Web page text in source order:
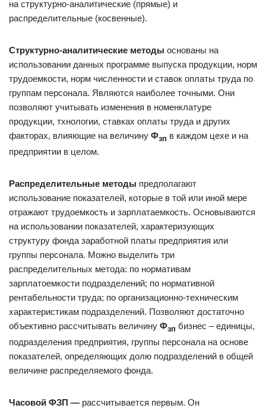
на структурно-аналитические (прямые) и
распределительные (косвенные).
Структурно-аналитические методы основаны на
использовании данных программе выпуска продукции, норм
трудоемкости, норм численности и ставок оплаты труда по
группам персонала. Являются наиболее точными. Они
позволяют учитывать изменения в номенклатуре
продукции, тхнологии, ставках оплаты труда и других
факторах, влияющие на величину Фзп в каждом цехе и на
предприятии в целом.
Распределительные методы предполагают
использование показателей, которые в той или иной мере
отражают трудоемкость и зарплатаемкость. Основываются
на использовании показателей, характеризующих
структуру фонда заработной платы предприятия или
группы персонала. Можно выделить три
распределительных метода: по нормативам
зарплатоемкости подразделений; по нормативной
рентабельности труда; по организационно-техническим
характеристикам подразделений. Позволяют достаточно
объективно рассчитывать величину Фзп бизнес – единицы,
подразделения предприятия, группы персонала на основе
показателей, определяющих долю подразделений в общей
величине распределяемого фонда.
Часовой ФЗП — рассчитывается первым. Он